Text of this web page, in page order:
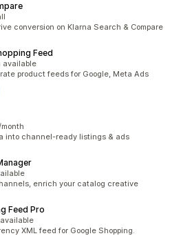
conversion on Klarna Search & Compare
Feed
available
product feeds for Google, Meta Ads
into channel-ready listings & ads
enrich your catalog creative
Feed Pro
XML feed for Google Shopping.